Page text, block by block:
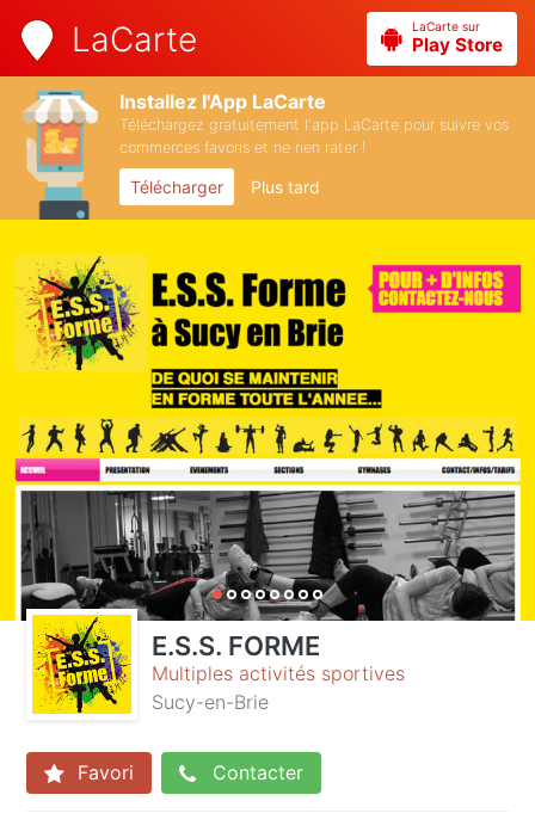
LaCarte LaCarte sur
Play Store
Installez l'App LaCarte
Téléchargez gratuitement l'app LaCarte pour suivre vos
commerces favoris et ne rien rater !
Télécharger Plus tard
E.S.S. FORME
Multiples activités sportives
Sucy-en-Brie
Favori Contacter